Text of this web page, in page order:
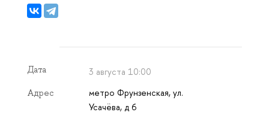
Дата 3 августа 10:00
Адрес
метро Фрунзенская, ул.
Усачёва, д 6